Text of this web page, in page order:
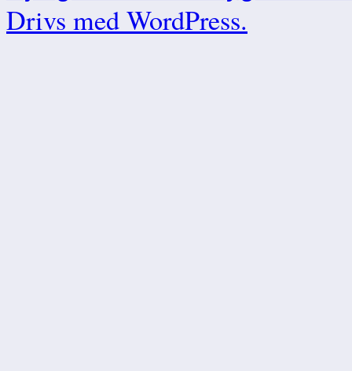
Drivs med WordPress.